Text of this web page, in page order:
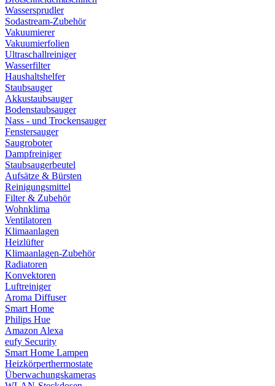
Wassersprudler
Sodastream-Zubehör
Vakuumierer
Vakuumierfolien
Ultraschallreiniger
Wasserfilter
Haushaltshelfer
Staubsauger
Akkustaubsauger
Bodenstaubsauger
Nass - und Trockensauger
Fenstersauger
Saugroboter
Dampfreiniger
Staubsaugerbeutel
Aufsätze & Bürsten
Reinigungsmittel
Filter & Zubehör
Wohnklima
Ventilatoren
Klimaanlagen
Heizlüfter
Klimaanlagen-Zubehör
Radiatoren
Konvektoren
Luftreiniger
Aroma Diffuser
Smart Home
Philips Hue
Amazon Alexa
eufy Security
Smart Home Lampen
Heizkörperthermostate
Überwachungskameras